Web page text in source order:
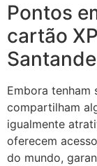
Pontos
cartão
Embora tenham
compartilham
igualmente
oferecem
do mundo,